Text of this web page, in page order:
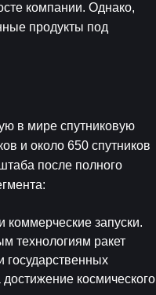
компании. Однако,
продукты под
в мире спутниковую
и около 650 спутников
после полного
коммерческие запуски.
технологиям ракет
государственных
космического